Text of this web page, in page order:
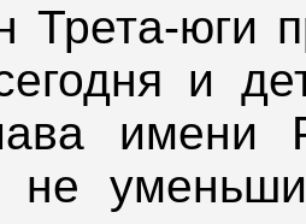
Трета-юги
и
имени
не